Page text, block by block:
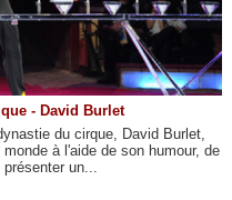
- David Burlet
du cirque, David Burlet,
à l'aide de son humour, de
un...